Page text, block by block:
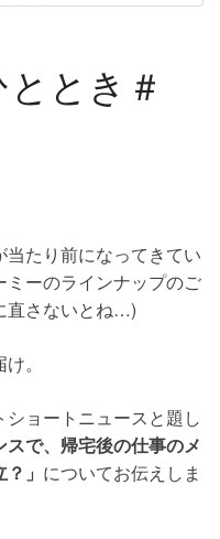
とき＃
たり前になってきてい
ーのラインナップのご
直さないとね…)
。
ショートニュースと題し
スで、帰宅後の仕事のメ
」 についてお伝えしま